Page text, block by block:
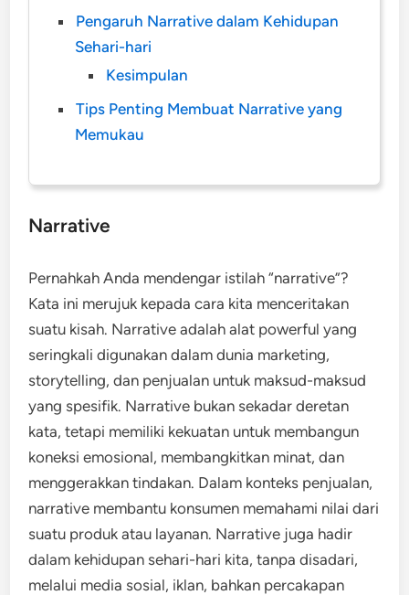
Pengaruh Narrative dalam Kehidupan
Sehari-hari
Kesimpulan
Tips Penting Membuat Narrative yang
Memukau
Narrative
Pernahkah Anda mendengar istilah “narrative”?
Kata ini merujuk kepada cara kita menceritakan
suatu kisah. Narrative adalah alat powerful yang
seringkali digunakan dalam dunia marketing,
storytelling, dan penjualan untuk maksud-maksud
yang spesifik. Narrative bukan sekadar deretan
kata, tetapi memiliki kekuatan untuk membangun
koneksi emosional, membangkitkan minat, dan
menggerakkan tindakan. Dalam konteks penjualan,
narrative membantu konsumen memahami nilai dari
suatu produk atau layanan. Narrative juga hadir
dalam kehidupan sehari-hari kita, tanpa disadari,
melalui media sosial, iklan, bahkan percakapan